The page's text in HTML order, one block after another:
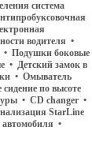
система
водителя •
• Подушки боковые
• Детский замок в
• Омыватель
по высоте
• CD changer •
StarLine
•